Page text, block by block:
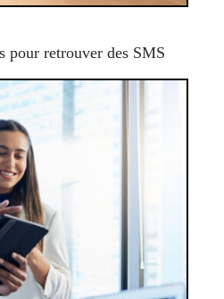
pour retrouver des SMS